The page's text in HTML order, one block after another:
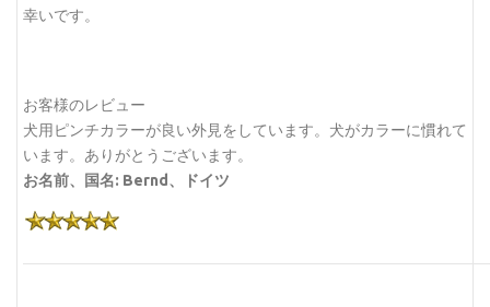
幸いです。
お客様のレビュー
犬用ピンチカラーが良い外見をしています。犬がカラーに慣れて
います。ありがとうございます。
お名前、国名: Bernd、ドイツ